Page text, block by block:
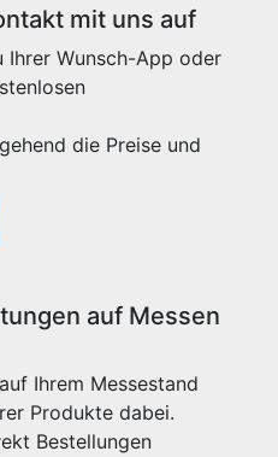
mit uns auf
Ihrer Wunsch-App oder
die Preise und
auf Messen
Ihrem Messestand
Produkte dabei.
Bestellungen